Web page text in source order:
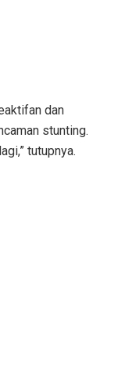
dan
stunting.
tutupnya.